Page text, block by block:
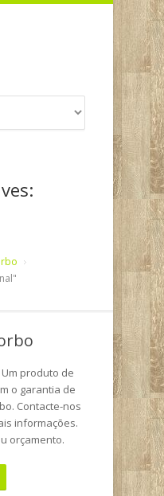
produto de
o garantia de
Contacte-nos
informações.
orçamento.